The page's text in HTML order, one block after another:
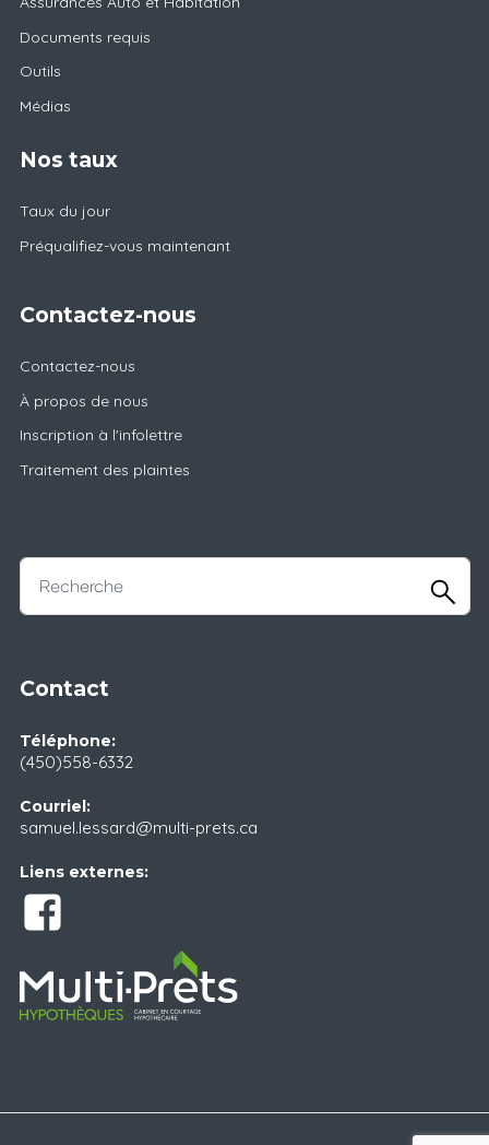
Documents requis
Outils
Médias
Nos taux
Taux du jour
Préqualifiez-vous maintenant
Contactez-nous
Contactez-nous
À propos de nous
Inscription à l'infolettre
Traitement des plaintes
Contact
Téléphone:
(450)558-6332
Courriel:
samuel.lessard@multi-prets.ca
Liens externes: